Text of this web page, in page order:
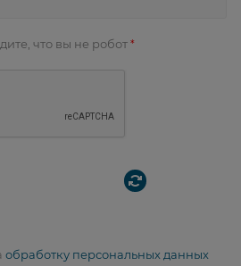
что вы не робот *
обработку персональных данных